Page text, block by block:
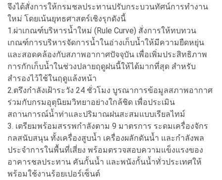
จึงได้สั่งการให้กรมชลประทานปรับกระบวนทัศน์การทำงาน
ใหม่ โดยเน้นยุทธศาสตร์เชิงรุกดังนี้
1.ผ่าเกณฑ์บริหารน้ำใหม่ (Rule Curve) สั่งการให้ทบทวน
เกณฑ์การบริหารจัดการน้ำในอ่างเก็บน้ำให้มีความยืดหยุ่น
และสอดคล้องกับสภาพอากาศปัจจุบัน เพื่อเพิ่มประสิทธิภาพ
การกักเก็บน้ำในช่วงปลายฤดูฝนนี้ให้ได้มากที่สุด สำหรับ
สำรองไว้ใช้ในฤดูแล้งหน้า
2.ตรึงกำลังเฝ้าระวัง 24 ชั่วโมง บูรณาการข้อมูลสภาพอากาศ
ร่วมกับกรมอุตุนิยมวิทยาอย่างใกล้ชิด เพื่อประเมิน
สถานการณ์น้ำท่าและปริมาณฝนสะสมแบบเรียลไทม์
3. เตรียมพร้อมสรรพกำลังตาม 9 มาตรการ ระดมเครื่องจักร
กลสนับสนุน ทั้งเครื่องสูบน้ำ เครื่องผลักดันน้ำ และกำลังพล
ประจำการในพื้นที่เสี่ยง พร้อมตรวจสอบความแข็งแรงของ
อาคารชลประทาน คันกั้นน้ำ และพนังกั้นน้ำทั่วประเทศให้
พร้อมใช้งานร้อยเปอร์เซ็นต์